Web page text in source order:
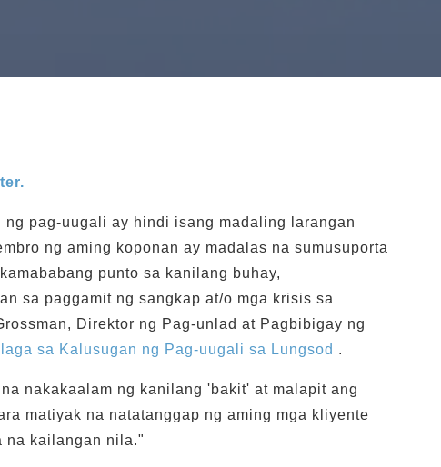
pag-uugali ay hindi isang madaling larangan
ng aming koponan ay madalas na sumusuporta
punto sa kanilang buhay,
sa paggamit ng sangkap at/o mga krisis sa
Direktor ng Pag-unlad at Pagbibigay ng
sa Kalusugan ng Pag-uugali sa Lungsod .
nakakaalam ng kanilang 'bakit' at malapit ang
matiyak na natatanggap ng aming mga kliyente
na kailangan nila."